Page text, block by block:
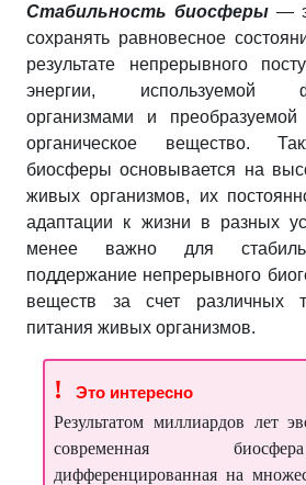
Стабильность биосферы —
сохранять равновесное
результате непрерывного
энергии, используемой
организмами и
органическое вещество.
биосферы основывается на
живых организмов, их
адаптации к жизни в разных
менее важно для
поддержание непрерывного
веществ за счет различных
питания живых организмов.
! Это интересно
Результатом миллиардов лет
современная
дифференцированная на